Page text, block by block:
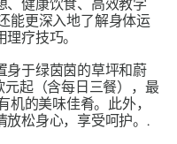
、健康饮食、高效教学
能更深入地了解身体运
疗技巧。
身于绿茵茵的草坪和蔚
起（含每日三餐），最
的美味佳肴。此外，
放松身心，享受呵护。.